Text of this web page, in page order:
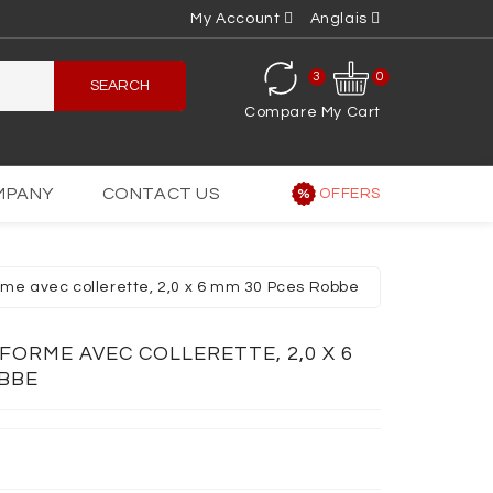
My Account Anglais
SEARCH
Compare
3
My Cart
0
CONTACT US OFFERS
avec collerette, 2,0 x 6 mm 30 Pces Robbe
AVEC COLLERETTE, 2,0 X 6